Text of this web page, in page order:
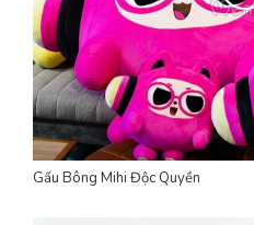
Gấu Bông Mihi Độc Quyền